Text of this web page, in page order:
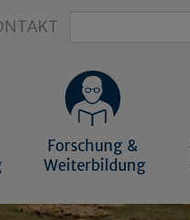
Forschung &
Weiterbildung